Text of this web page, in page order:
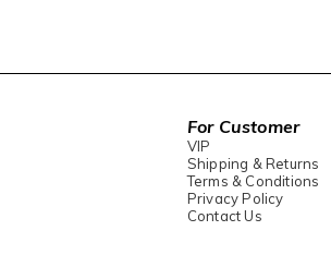
For Customer
VIP
Shipping & Returns
Terms & Conditions
Privacy Policy
Contact Us